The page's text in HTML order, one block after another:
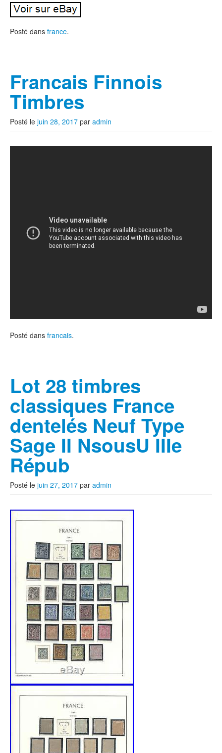
Posté dans france.
Francais Finnois
Timbres
Posté le juin 28, 2017 par admin
Posté dans francais.
Lot 28 timbres
classiques France
dentelés Neuf Type
Sage II NsousU IIIe
Répub
Posté le juin 27, 2017 par admin